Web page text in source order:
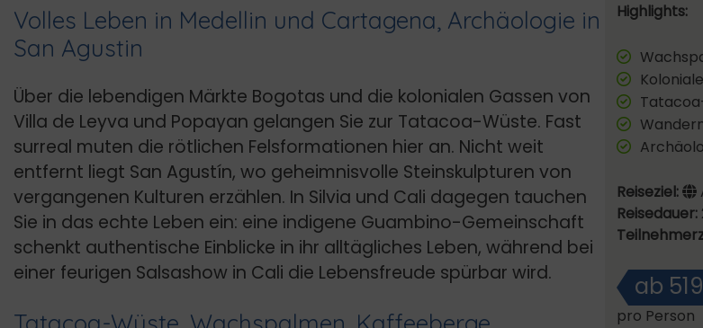
Volles Leben in Medellin und Cartagena, Archäologie in
San Agustin
Über die lebendigen Märkte Bogotas und die kolonialen Gassen von
Villa de Leyva und Popayan gelangen Sie zur Tatacoa-Wüste. Fast
surreal muten die rötlichen Felsformationen hier an. Nicht weit
entfernt liegt San Agustín, wo geheimnisvolle Steinskulpturen von
vergangenen Kulturen erzählen. In Silvia und Cali dagegen tauchen
Sie in das echte Leben ein: eine indigene Guambino-Gemeinschaft
schenkt authentische Einblicke in ihr alltägliches Leben, während bei
einer feurigen Salsashow in Cali die Lebensfreude spürbar wird.
Highlights:
Reiseziel:
Reisedauer:
ab
pro Person